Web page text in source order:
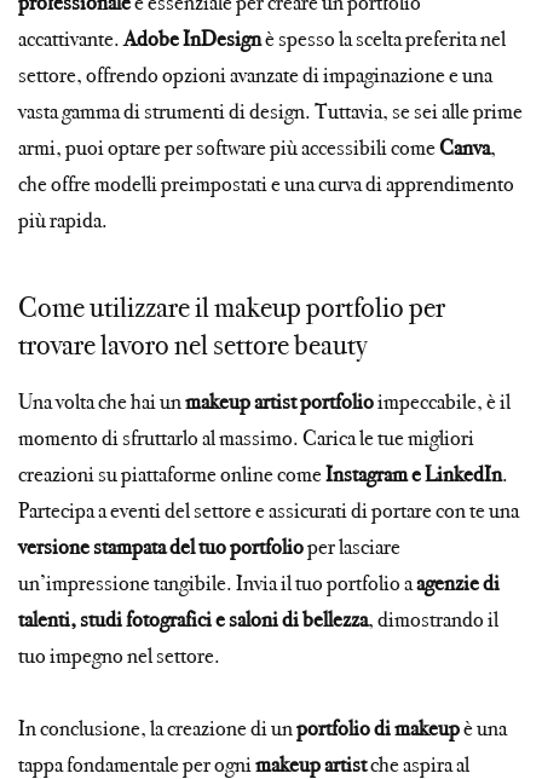
accattivante.Adobe InDesignè spesso la scelta preferita nel
settore, offrendo opzioni avanzate di impaginazione e una
vasta gamma di strumenti di design. Tuttavia, se sei alle prime
armi, puoi optare per software più accessibili comeCanva,
che offre modelli preimpostati e una curva di apprendimento
più rapida.
Come utilizzare il makeup portfolio per
trovare lavoro nel settore beauty
Una volta che hai unmakeup artist portfolioimpeccabile, è il
momento di sfruttarlo al massimo. Carica le tue migliori
creazioni su piattaforme online comeInstagram e LinkedIn.
Partecipa a eventi del settore e assicurati di portare con te una
versione stampata del tuo portfolioper lasciare
un’impressione tangibile. Invia il tuo portfolio aagenzie di
talenti, studi fotografici e saloni di bellezza, dimostrando il
tuo impegno nel settore.
In conclusione, la creazione di unportfolio di makeupè una
tappa fondamentale per ognimakeup artistche aspira al